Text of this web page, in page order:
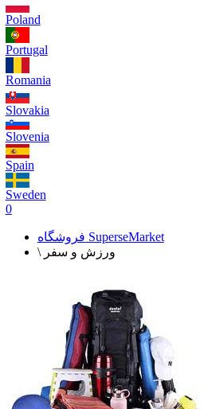
Poland
Portugal
Romania
Slovakia
Slovenia
Spain
Sweden
0
فروشگاه SuperseMarket
\ ورزش و سفر